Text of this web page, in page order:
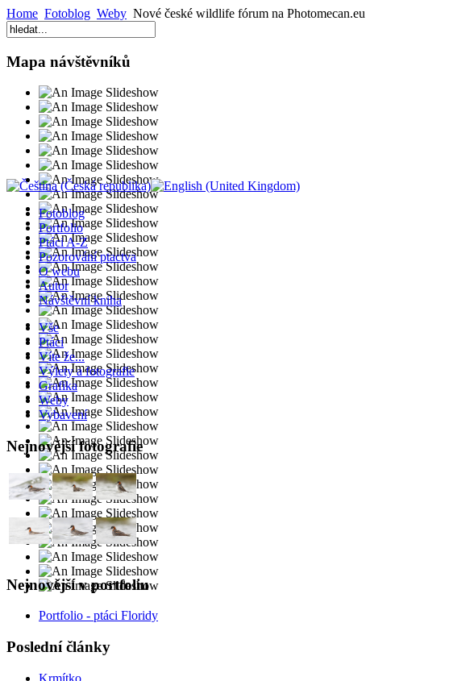
Home Fotoblog Weby Nové české wildlife fórum na Photomecan.eu
Mapa návštěvníků
Fotoblog
Portfolio
Ptáci A-Z
Pozorování ptactva
O webu
Autor
Návštěvní kniha
Vše
Ptáci
Víte že...
Výlety a fotografie
Grafika
Weby
Vybavení
Nejnovější fotografie
Nejnovější v portfoliu
Portfolio - ptáci Floridy
Poslední články
Krmítko